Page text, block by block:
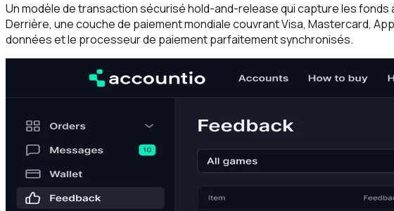
Un modèle de transaction sécurisé hold-and-release qui capture les
Derrière, une couche de paiement mondiale couvrant Visa, Mastercard,
données et le processeur de paiement parfaitement synchronisés.